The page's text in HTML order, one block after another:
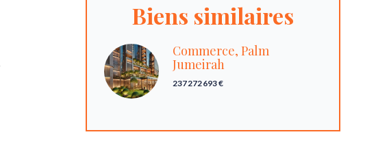
Biens similaires
Commerce, Palm
Jumeirah
237 272 693 €